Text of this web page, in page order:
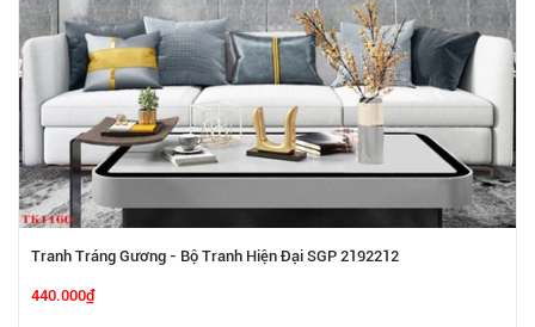
Tranh Tráng Gương - Bộ Tranh Hiện Đại SGP 2192212
440.000₫